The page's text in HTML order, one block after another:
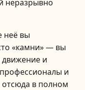
неразрывно
неё вы
«камни» — вы
движение и
и
отсюда в полном